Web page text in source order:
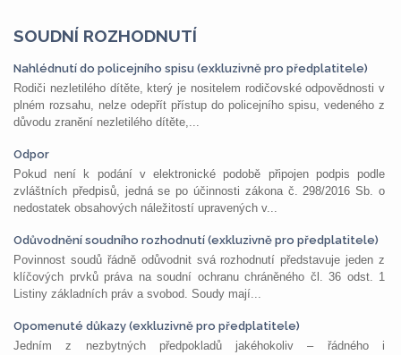
SOUDNÍ ROZHODNUTÍ
Nahlédnutí do policejního spisu (exkluzivně pro předplatitele)
Rodiči nezletilého dítěte, který je nositelem rodičovské odpovědnosti v
plném rozsahu, nelze odepřít přístup do policejního spisu, vedeného z
důvodu zranění nezletilého dítěte,...
Odpor
Pokud není k podání v elektronické podobě připojen podpis podle
zvláštních předpisů, jedná se po účinnosti zákona č. 298/2016 Sb. o
nedostatek obsahových náležitostí upravených v...
Odůvodnění soudního rozhodnutí (exkluzivně pro předplatitele)
Povinnost soudů řádně odůvodnit svá rozhodnutí představuje jeden z
klíčových prvků práva na soudní ochranu chráněného čl. 36 odst. 1
Listiny základních práv a svobod. Soudy mají...
Opomenuté důkazy (exkluzivně pro předplatitele)
Jedním z nezbytných předpokladů jakéhokoliv – řádného i